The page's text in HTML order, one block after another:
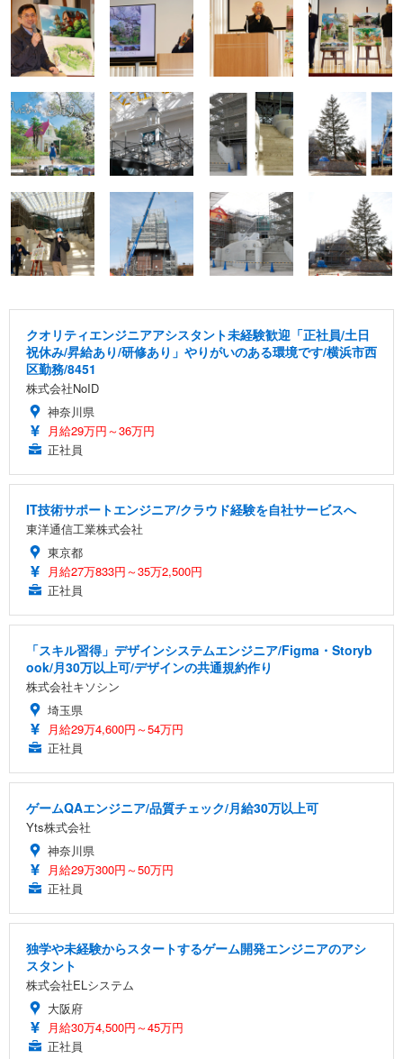
クオリティエンジニアアシスタント未経験歓迎「正社員/土日
祝休み/昇給あり/研修あり」やりがいのある環境です/横浜市西
区勤務/8451
株式会社NoID
神奈川県
月給29万円～36万円
正社員
IT技術サポートエンジニア/クラウド経験を自社サービスへ
東洋通信工業株式会社
東京都
月給27万833円～35万2,500円
正社員
「スキル習得」デザインシステムエンジニア/Figma・Storyb
ook/月30万以上可/デザインの共通規約作り
株式会社キソシン
埼玉県
月給29万4,600円～54万円
正社員
ゲームQAエンジニア/品質チェック/月給30万以上可
Yts株式会社
神奈川県
月給29万300円～50万円
正社員
独学や未経験からスタートするゲーム開発エンジニアのアシ
スタント
株式会社ELシステム
大阪府
月給30万4,500円～45万円
正社員